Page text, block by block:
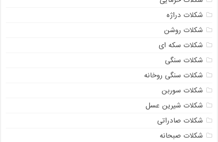
شکلات دراژه
شکلات روشن
شکلات سکه ای
شکلات سنگی
شکلات سنگی روخانه
شکلات سوربن
شکلات شیرین عسل
شکلات صادراتی
شکلات صبحانه